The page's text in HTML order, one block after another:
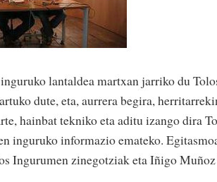
lantaldea martxan jarriko du
dute, eta, aurrera begira,
hainbat tekniko eta aditu izango dira
inguruko informazio emateko.
Ingurumen zinegotziak eta Iñigo